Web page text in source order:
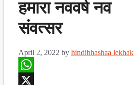
हमारा नववर्ष नव
संवत्सर
April 2, 2022 by hindibhashaa lekhak
WhatsApp